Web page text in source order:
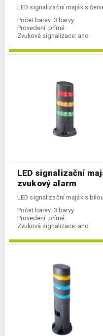
LED signalizační maják s
Počet barev: 3 barvy
Provedení: přímé
Zvuková signalizace: ano
LED signalizační
zvukový alarm
LED signalizační maják s
Počet barev: 3 barvy
Provedení: přímé
Zvuková signalizace: ano